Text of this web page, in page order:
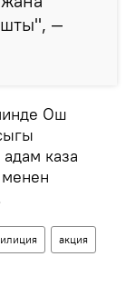
—
Ош
каза
менен
акция